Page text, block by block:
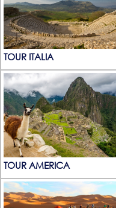
TOUR ITALIA
TOUR AMERICA